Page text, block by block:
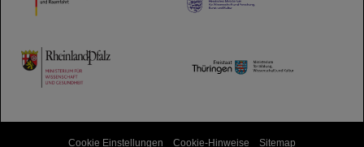
TMWWDG
Cookie Einstellungen Cookie-Hinweise Sitemap